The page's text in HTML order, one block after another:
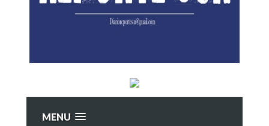
MENU